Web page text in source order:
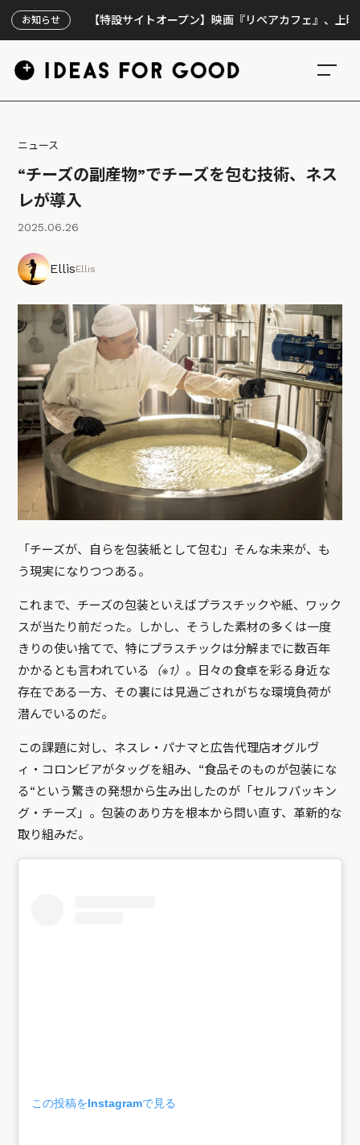
お知らせ【特設サイトオープン】映画『リペアカフェ』、上映300回の
ニュース
“チーズの副産物”でチーズを包む技術、ネス
レが導入
2025.06.26
EllisEllis
「チーズが、自らを包装紙として包む」そんな未来が、も
う現実になりつつある。
これまで、チーズの包装といえばプラスチックや紙、ワック
スが当たり前だった。しかし、そうした素材の多くは一度
きりの使い捨てで、特にプラスチックは分解までに数百年
かかるとも言われている
（※1） 。日々の食卓を彩る身近な
存在である一方、その裏には見過ごされがちな環境負荷が
潜んでいるのだ。
この課題に対し、ネスレ・パナマと広告代理店オグルヴ
ィ・コロンビアがタッグを組み、“食品そのものが包装にな
る“という驚きの発想から生み出したのが「セルフパッキン
グ・チーズ」。包装のあり方を根本から問い直す、革新的な
取り組みだ。
この投稿をInstagramで見る